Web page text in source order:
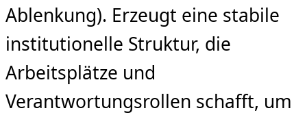
Ablenkung). Erzeugt eine stabile
institutionelle Struktur, die
Arbeitsplätze und
Verantwortungsrollen schafft, um